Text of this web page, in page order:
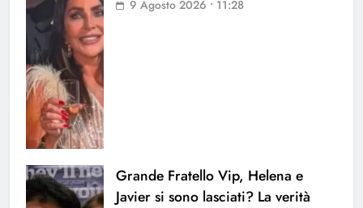
9 Agosto 2026 • 11:28
Grande Fratello Vip, Helena e
Javier si sono lasciati? La verità